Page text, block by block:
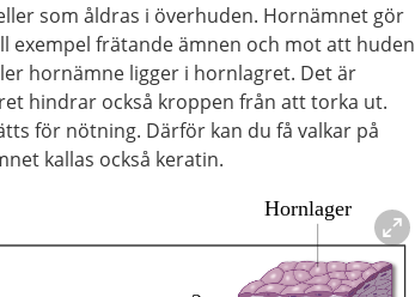
som åldras i överhuden. Hornämnet gör
frätande ämnen och mot att huden
hornämne ligger i hornlagret. Det är
hindrar också kroppen från att torka ut.
för nötning. Därför kan du få valkar på
kallas också keratin.